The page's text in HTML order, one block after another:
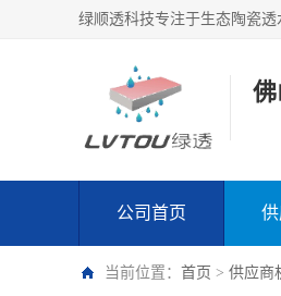
绿顺透科技专注于生态陶瓷透
公司首页
当前位置： 首页 > 供应商